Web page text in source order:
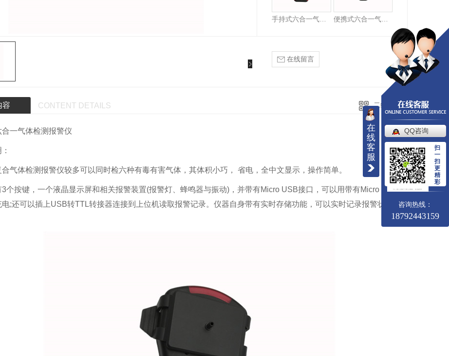
便携式六合一气体检测仪报警器厂家
在线留言
容 CONTENT DETAILS 二维码分享
一气体检测报警仪
气体检测报警仪较多可以同时检六种有毒有害气体，其体积小巧， 省电，全中文显示，操作简单。
3个按键，一个液晶显示屏和相关报警装置(报警灯、蜂鸣器与振动)，并带有Micro USB接口，可以用带有Micro USB接
电;还可以插上USB转TTL转接器连接到上位机读取报警记录。仪器自身带有实时存储功能，可以实时记录报警状态和
在
线
客
服
QQ咨询
扫
一
扫
更
精
彩
咨询热线：
18792443159